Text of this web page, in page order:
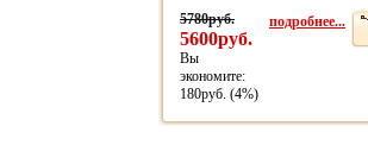
5780руб.
5600руб.
Вы
экономите:
180руб. (4%)
подробнее...